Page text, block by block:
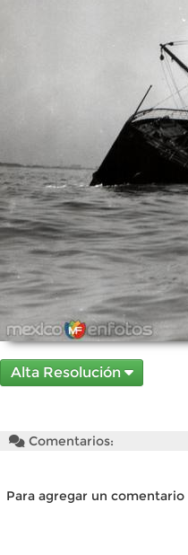
Alta Resolución
Comentarios:
Para agregar un comentario